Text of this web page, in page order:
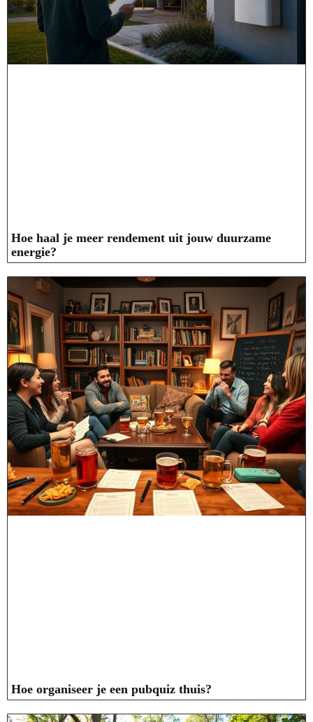
Hoe haal je meer rendement uit jouw duurzame
energie?
Hoe organiseer je een pubquiz thuis?